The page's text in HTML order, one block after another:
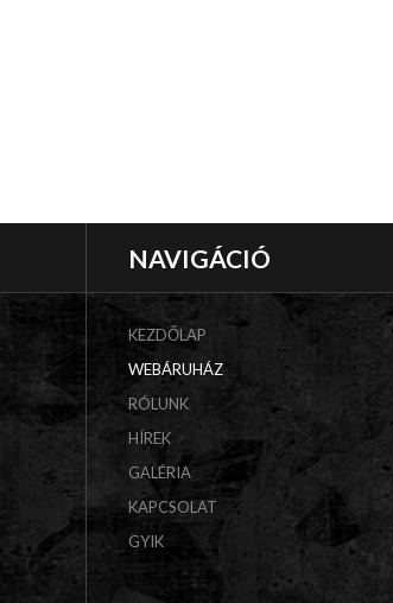
NAVIGÁCIÓ
KEZDŐLAP
WEBÁRUHÁZ
RÓLUNK
HÍREK
GALÉRIA
KAPCSOLAT
GYIK